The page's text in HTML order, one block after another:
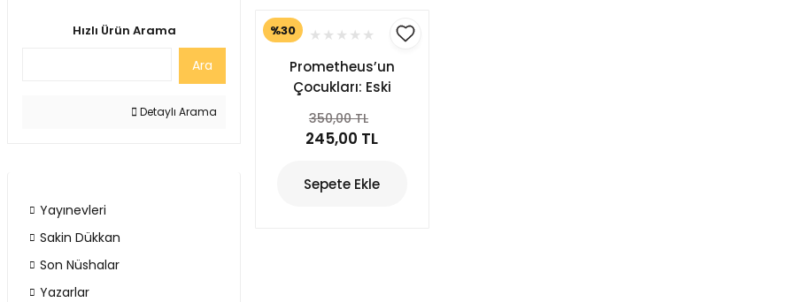
Hızlı Ürün Arama
Ara
Detaylı Arama
Yayınevleri
Sakin Dükkan
Son Nüshalar
Yazarlar
%30
Prometheus’un
Çocukları: Eski
Mitolojisi’nde
Kahramanlar ve
350,00 TL
245,00 TL
Sepete Ekle